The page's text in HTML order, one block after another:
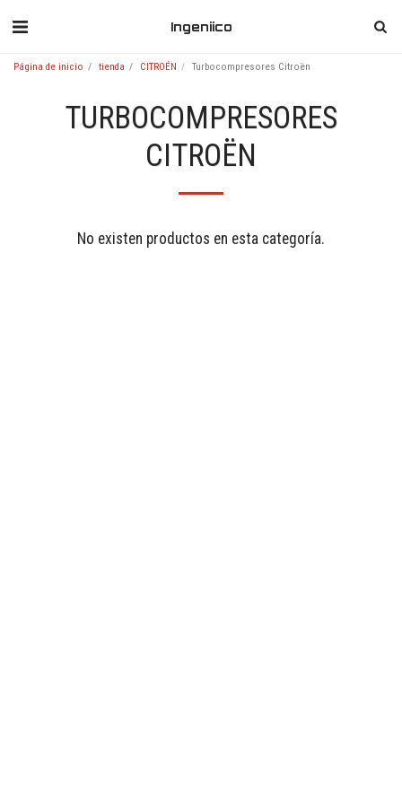
Ingeniico
Página de inicio tienda CITROÉN Turbocompresores Citroën
TURBOCOMPRESORES
CITROËN
No existen productos en esta categoría.